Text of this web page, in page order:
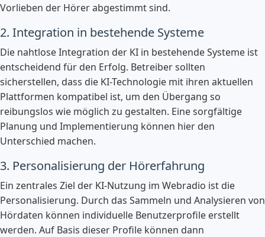
Vorlieben der Hörer abgestimmt sind.
2. Integration in bestehende Systeme
Die nahtlose Integration der KI in bestehende Systeme ist
entscheidend für den Erfolg. Betreiber sollten
sicherstellen, dass die KI-Technologie mit ihren aktuellen
Plattformen kompatibel ist, um den Übergang so
reibungslos wie möglich zu gestalten. Eine sorgfältige
Planung und Implementierung können hier den
Unterschied machen.
3. Personalisierung der Hörerfahrung
Ein zentrales Ziel der KI-Nutzung im Webradio ist die
Personalisierung. Durch das Sammeln und Analysieren von
Hördaten können individuelle Benutzerprofile erstellt
werden. Auf Basis dieser Profile können dann